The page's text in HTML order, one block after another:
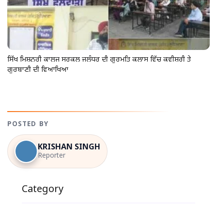
ਸਿੱਖ ਮਿਸ਼ਨਰੀ ਕਾਲਜ ਸਰਕਲ ਜਲੰਧਰ ਦੀ ਗੁਰਮਤਿ ਕਲਾਸ ਵਿੱਚ ਕਵੀਸ਼ਰੀ ਤੇ
ਗੁਰਬਾਣੀ ਦੀ ਵਿਆਖਿਆ
POSTED BY
KRISHAN SINGH
Reporter
Category